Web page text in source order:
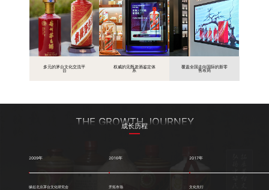
多元的茅台文化交流平
台
权威的见甄老酒鉴定体
系
覆盖全国走向国际的新零
售布局
THE GROWTH JOURNEY
成长历程
2009年
缘起北京茅台文化研究会
2016年
开拓市场
2017年
文化先行